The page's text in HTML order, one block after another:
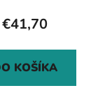
€41,70
KOŠÍKA